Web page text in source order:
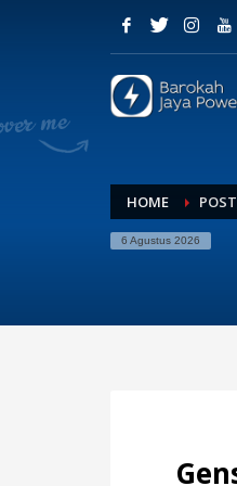
Juli 2026
Maret
Februari
Januari
HOME
6 Agustus 2026